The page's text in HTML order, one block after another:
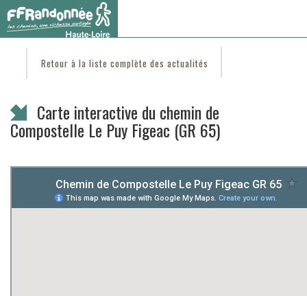
Vous êtes ici :Accueil/C'est d'actu
Figeac (GR 65)
Retour à la liste complète des actualités
Carte interactive du chemin de
Compostelle Le Puy Figeac (GR 65)